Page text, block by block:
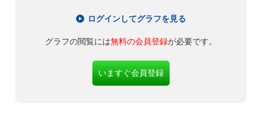
ログインしてグラフを見る
グラフの閲覧には無料の会員登録が必要です。
いますぐ会員登録